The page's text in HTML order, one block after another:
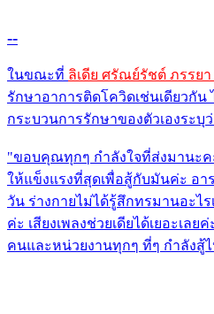
--
ในขณะที่ ลิเดีย ศรัณย์รัชต์ ภรรย
รักษาอาการติดโควิดเช่นเดียวกัน
กระบวนการรักษาของตัวเองระบุ
"ขอบคุณทุกๆ กำลังใจที่ส่งมานะค
ให้แข็งแรงที่สุดเพื่อสู้กับมันค่ะ อ
วัน ร่างกายไม่ได้รู้สึกทรมานอะไร
ค่ะ เสียงเพลงช่วยเดียได้เยอะเลยค่
คนและหน่วยงานทุกๆ ที่ๆ กำลังสู้